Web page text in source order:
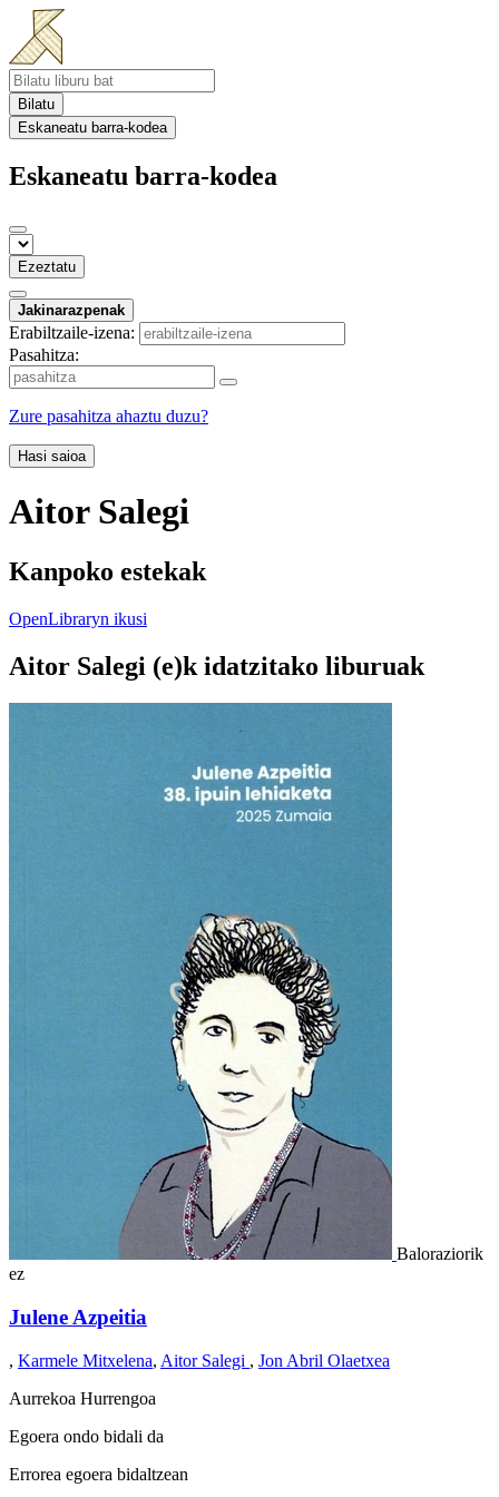
Bilatu
Eskaneatu barra-kodea
Eskaneatu barra-kodea
Ezeztatu
Jakinarazpenak
Erabiltzaile-izena:
Pasahitza:
Zure pasahitza ahaztu duzu?
Hasi saioa
Aitor Salegi
Kanpoko estekak
OpenLibraryn ikusi
Aitor Salegi (e)k idatzitako liburuak
Baloraziorik
ez
Julene Azpeitia
, Karmele Mitxelena, Aitor Salegi , Jon Abril Olaetxea
Aurrekoa Hurrengoa
Egoera ondo bidali da
Errorea egoera bidaltzean